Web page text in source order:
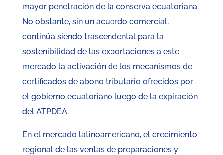
mayor penetración de la conserva ecuatoriana.
No obstante, sin un acuerdo comercial,
continúa siendo trascendental para la
sostenibilidad de las exportaciones a este
mercado la activación de los mecanismos de
certificados de abono tributario ofrecidos por
el gobierno ecuatoriano luego de la expiración
del ATPDEA.
En el mercado latinoamericano, el crecimiento
regional de las ventas de preparaciones y